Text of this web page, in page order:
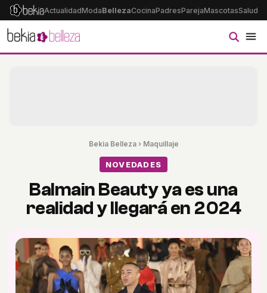
ActualidadModaBellezaCocinaPadresParejaMascotasSalud
Bekia Belleza› Maquillaje
NOVEDADES
Balmain Beauty ya es una
realidad y llegará en 2024